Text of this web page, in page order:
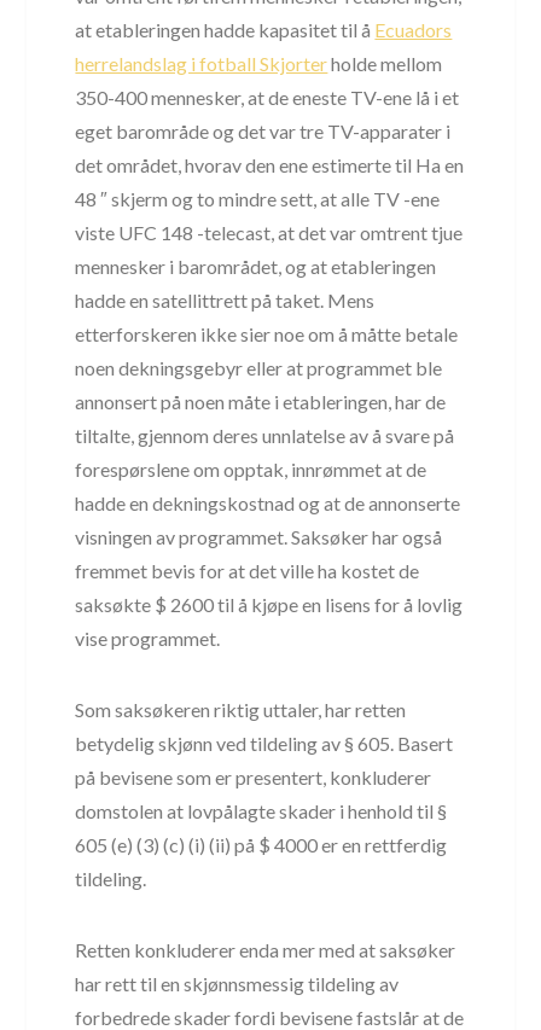
at etableringen hadde kapasitet til å Ecuadors
herrelandslag i fotball Skjorterholde mellom
350-400 mennesker, at de eneste TV-ene lå i et
eget barområde og det var tre TV-apparater i
det området, hvorav den ene estimerte til Ha en
48 ″ skjerm og to mindre sett, at alle TV -ene
viste UFC 148 -telecast, at det var omtrent tjue
mennesker i barområdet, og at etableringen
hadde en satellittrett på taket. Mens
etterforskeren ikke sier noe om å måtte betale
noen dekningsgebyr eller at programmet ble
annonsert på noen måte i etableringen, har de
tiltalte, gjennom deres unnlatelse av å svare på
forespørslene om opptak, innrømmet at de
hadde en dekningskostnad og at de annonserte
visningen av programmet. Saksøker har også
fremmet bevis for at det ville ha kostet de
saksøkte $ 2600 til å kjøpe en lisens for å lovlig
vise programmet.
Som saksøkeren riktig uttaler, har retten
betydelig skjønn ved tildeling av § 605. Basert
på bevisene som er presentert, konkluderer
domstolen at lovpålagte skader i henhold til §
605 (e) (3) (c) (i) (ii) på $ 4000 er en rettferdig
tildeling.
Retten konkluderer enda mer med at saksøker
har rett til en skjønnsmessig tildeling av
forbedrede skader fordi bevisene fastslår at de